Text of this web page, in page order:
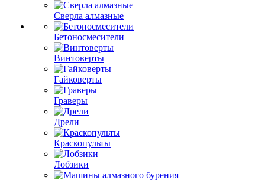
Сверла алмазные
Бетоносмесители
Винтоверты
Гайковерты
Граверы
Дрели
Краскопульты
Лобзики